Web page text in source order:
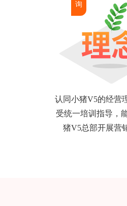
认同小猪V5的经营
受统一培训指导，
猪V5总部开展营
询